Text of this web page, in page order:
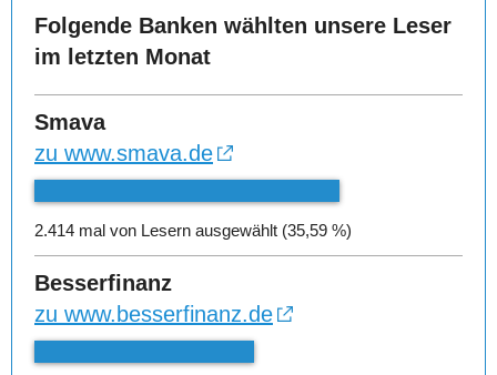
Folgende Banken wählten unsere Leser
im letzten Monat
Smava
zu www.smava.de
2.414 mal von Lesern ausgewählt (35,59 %)
Besserfinanz
zu www.besserfinanz.de